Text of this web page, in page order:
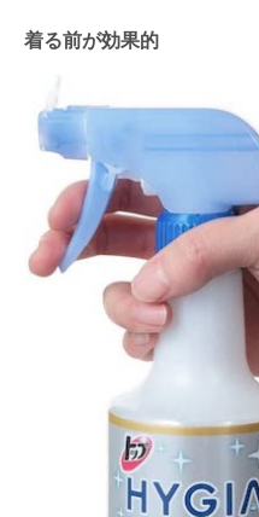
着る前が効果的